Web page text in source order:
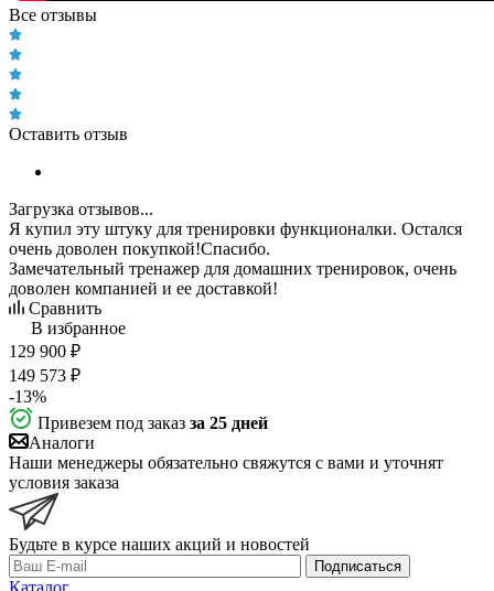
Все отзывы
Оставить отзыв
Загрузка отзывов...
Я купил эту штуку для тренировки функционалки. Остался
очень доволен покупкой!Спасибо.
Замечательный тренажер для домашних тренировок, очень
доволен компанией и ее доставкой!
Сравнить
В избранное
129 900 ₽
149 573 ₽
-13%
Привезем под заказ за 25 дней
Аналоги
Наши менеджеры обязательно свяжутся с вами и уточнят
условия заказа
Будьте в курсе наших акций и новостей
Подписаться
Каталог